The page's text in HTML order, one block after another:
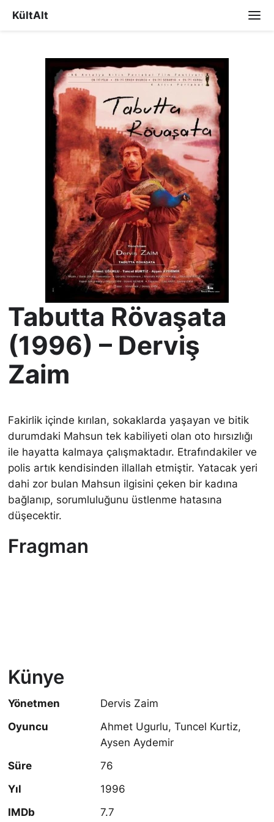
KültAlt
Tabutta Rövaşata
(1996) – Derviş
Zaim
Fakirlik içinde kırılan, sokaklarda yaşayan ve bitik
durumdaki Mahsun tek kabiliyeti olan oto hırsızlığı
ile hayatta kalmaya çalışmaktadır. Etrafındakiler ve
polis artık kendisinden illallah etmiştir. Yatacak yeri
dahi zor bulan Mahsun ilgisini çeken bir kadına
bağlanıp, sorumluluğunu üstlenme hatasına
düşecektir.
Fragman
Künye
Yönetmen
Dervis Zaim
Oyuncu
Ahmet Ugurlu, Tuncel Kurtiz,
Aysen Aydemir
Süre
76
Yıl
1996
IMDb
7.7